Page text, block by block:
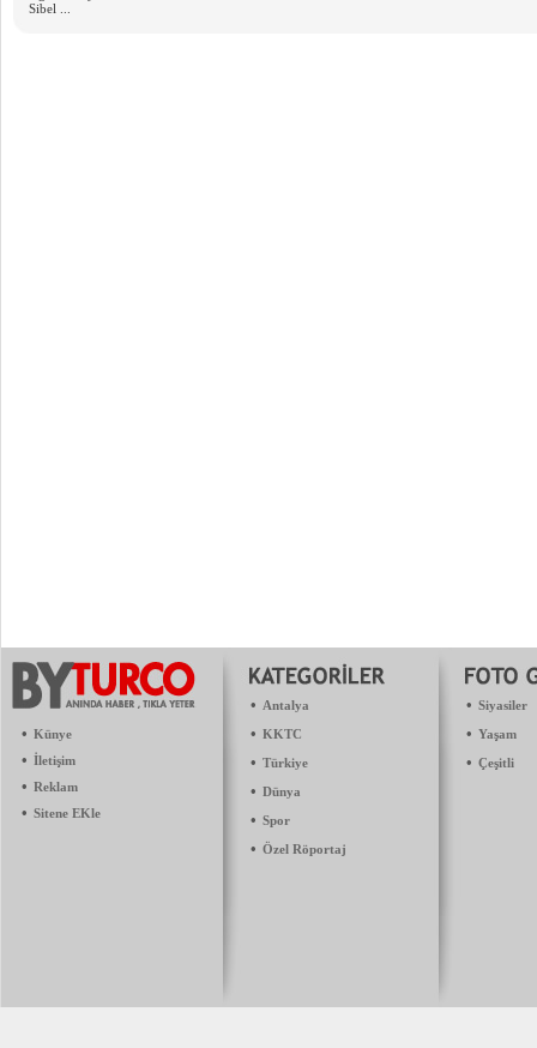
Sibel ...
• Künye
• İletişim
• Reklam
• Sitene EKle
• Antalya
• KKTC
• Türkiye
• Dünya
• Spor
• Özel Röportaj
• Siyasiler
• Yaşam
• Çeşitli